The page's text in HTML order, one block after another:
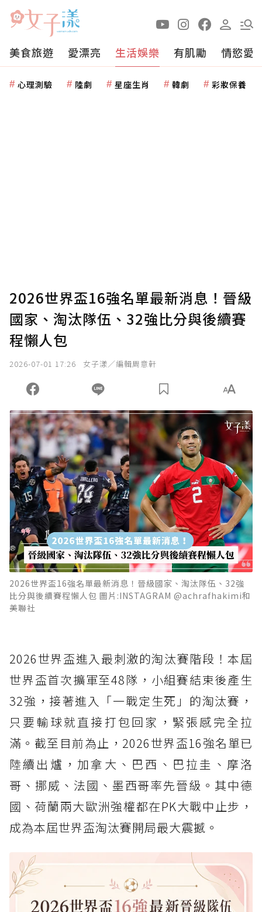
美食旅遊 愛漂亮 生活娛樂 有肌勵 情慾愛
心理測驗 陸劇 星座生肖 韓劇 彩妝保養
2026世界盃16強名單最新消息！晉級
國家、淘汰隊伍、32強比分與後續賽
程懶人包
2026-07-01 17:26 女子漾／編輯周意軒
2026世界盃16強名單最新消息！晉級國家、淘汰隊伍、32強
比分與後續賽程懶人包 圖片:INSTAGRAM @achrafhakimi和
美聯社
2026世界盃進入最刺激的淘汰賽階段！本屆
世界盃首次擴軍至48隊，小組賽結束後產生
32強，接著進入「一戰定生死」的淘汰賽，
只要輸球就直接打包回家，緊張感完全拉
滿。截至目前為止，2026世界盃16強名單已
陸續出爐，加拿大、巴西、巴拉圭、摩洛
哥、挪威、法國、墨西哥率先晉級。其中德
國、荷蘭兩大歐洲強權都在PK大戰中止步，
成為本屆世界盃淘汰賽開局最大震撼。